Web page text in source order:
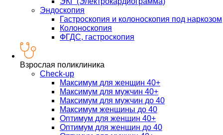
Эндоскопия
Гастроскопия и колоноскопия под наркозом
Колоноскопия
ФГДС, гастроскопия
Взрослая поликлиника
Check-up
Максимум для женщин 40+
Максимум для мужчин 40+
Максимум для мужчин до 40
Максимум женщины до 40
Оптимум для женщин 40+
Оптимум для женщин до 40